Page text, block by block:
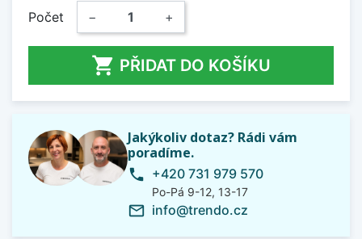
Počet − +
 PŘIDAT DO KOŠÍKU
Jakýkoliv dotaz? Rádi vám
poradíme.
phone +420 731 979 570
Po-Pá 9-12, 13-17
mail_outline info@trendo.cz